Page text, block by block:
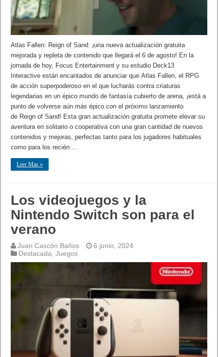
Atlas Fallen: Reign of Sand: ¡una nueva actualización gratuita
mejorada y repleta de contenido que llegará el 6 de agosto! En la
jornada de hoy, Focus Entertainment y su estudio Deck13
Interactive están encantados de anunciar que Atlas Fallen, el RPG
de acción superpoderoso en el que lucharás contra criaturas
legendarias en un épico mundo de fantasía cubierto de arena, ¡está a
punto de volverse aún más épico con el próximo lanzamiento
de Reign of Sand! Esta gran actualización gratuita promete elevar su
aventura en solitario o cooperativa con una gran cantidad de nuevos
contenidos y mejoras, perfectas tanto para los jugadores habituales
como para los recién …
Leer Mas »
Los videojuegos y la
Nintendo Switch son para el
verano
Juan Cascón Baños
6 junio, 2024
Destacada ,Juegos